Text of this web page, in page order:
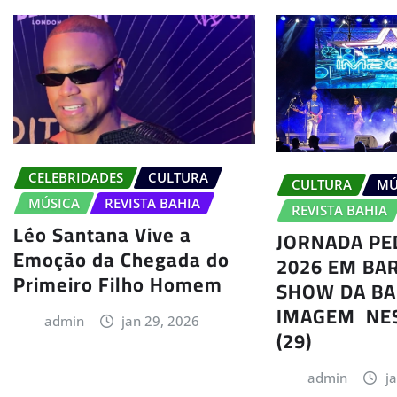
CELEBRIDADES
CULTURA
MÚSICA
REVISTA BAHIA
Léo Santana Vive a
Emoção da Chegada do
Primeiro Filho Homem
admin jan 29, 2026
CULTURA
REVISTA BAHIA
JORNADA
2026 EM
SHOW DA
IMAGEM
(29)
admin